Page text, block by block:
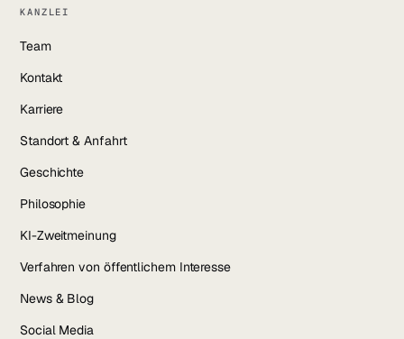
KANZLEI
Team
Kontakt
Karriere
Standort & Anfahrt
Geschichte
Philosophie
KI-Zweitmeinung
Verfahren von öffentlichem Interesse
News & Blog
Social Media